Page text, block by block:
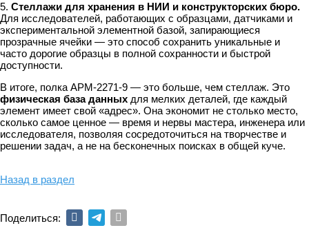
5. Стеллажи для хранения в НИИ и конструкторских бюро.
Для исследователей, работающих с образцами, датчиками и
экспериментальной элементной базой, запирающиеся
прозрачные ячейки — это способ сохранить уникальные и
часто дорогие образцы в полной сохранности и быстрой
доступности.
В итоге, полка АРМ-2271-9 — это больше, чем стеллаж. Это
физическая база данных для мелких деталей, где каждый
элемент имеет свой «адрес». Она экономит не столько место,
сколько самое ценное — время и нервы мастера, инженера или
исследователя, позволяя сосредоточиться на творчестве и
решении задач, а не на бесконечных поисках в общей куче.
Назад в раздел
Поделиться: